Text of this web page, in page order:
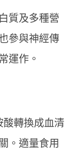
質及多種營
參與神經傳
運作。
酸轉換成血清
。適量食用